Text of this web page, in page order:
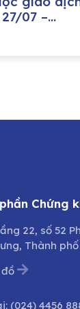
07 –
Chứng
22, số 52
Thành
(024) 4456